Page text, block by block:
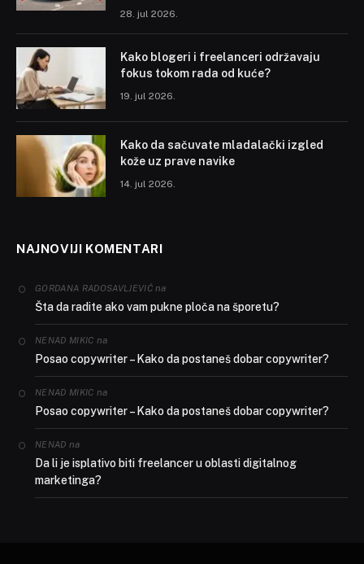
28. jul 2026.
Kako blogeri i freelanceri održavaju
fokus tokom rada od kuće?
19. jul 2026.
Kako da sačuvate mladalački izgled
kože uz prave navike
14. jul 2026.
NAJNOVIJI KOMENTARI
GORDANA RADOSAVLJEVIĆna
Šta da radite ako vam pukne ploča na šporetu?
NENAD MIKIC na
Posao copywriter – Kako da postaneš dobar copywriter?
NENAD MIKIC na
Posao copywriter – Kako da postaneš dobar copywriter?
NENAD na
Da li je isplativo biti freelancer u oblasti digitalnog
marketinga?